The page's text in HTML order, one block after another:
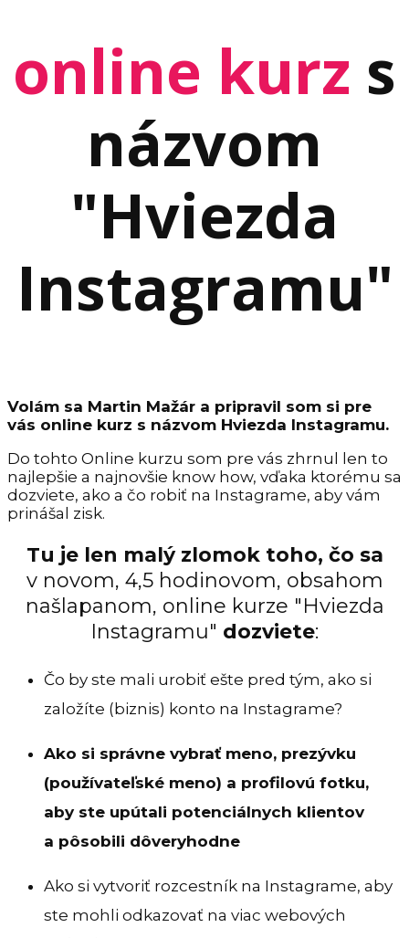
online kurz s
názvom
"Hviezda
Instagramu"
Volám sa Martin Mažár a pripravil som si pre
vás online kurz s názvom Hviezda Instagramu.
Do tohto Online kurzu som pre vás zhrnul len to
najlepšie a najnovšie know how, vďaka ktorému sa
dozviete, ako a čo robiť na Instagrame, aby vám
prinášal zisk.
Tu je len malý zlomok toho, čo sa
v novom, 4,5 hodinovom, obsahom
našlapanom, online kurze "Hviezda
Instagramu" dozviete:
Čo by ste mali urobiť ešte pred tým, ako si
založíte (biznis) konto na Instagrame?
Ako si správne vybrať meno, prezývku
(používateľské meno) a profilovú fotku,
aby ste upútali potenciálnych klientov
a pôsobili dôveryhodne
Ako si vytvoriť rozcestník na Instagrame, aby
ste mohli odkazovať na viac webových